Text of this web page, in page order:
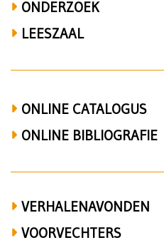
ONDERZOEK
LEESZAAL
ONLINE CATALOGUS
ONLINE BIBLIOGRAFIE
VERHALENAVONDEN
VOORVECHTERS